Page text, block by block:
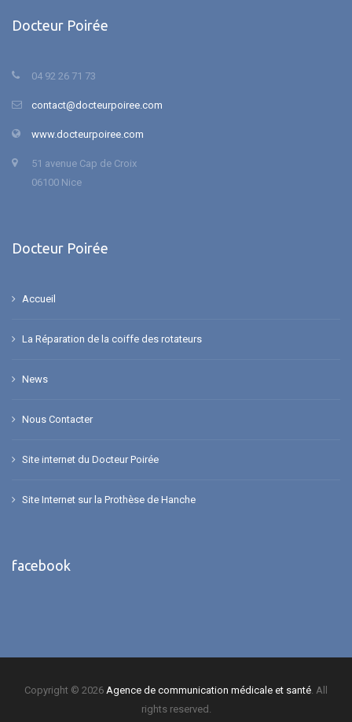
Docteur Poirée
04 92 26 71 73
contact@docteurpoiree.com
www.docteurpoiree.com
51 avenue Cap de Croix
06100 Nice
Docteur Poirée
Accueil
La Réparation de la coiffe des rotateurs
News
Nous Contacter
Site internet du Docteur Poirée
Site Internet sur la Prothèse de Hanche
facebook
Copyright © 2026 Agence de communication médicale et santé . All
rights reserved.